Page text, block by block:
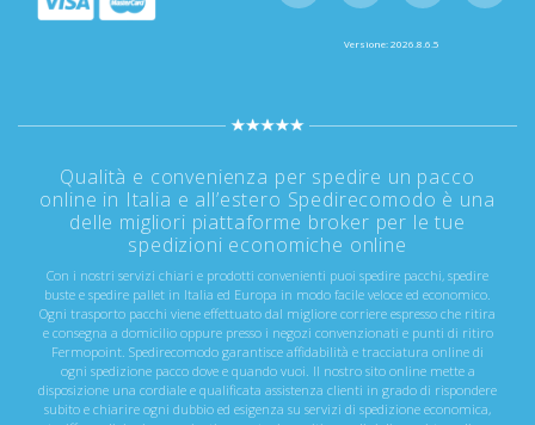
Versione: 2026.8.6.5
Qualità e convenienza per spedire un pacco
online in Italia e all’estero Spedirecomodo è una
delle migliori piattaforme broker per le tue
spedizioni economiche online
Con i nostri servizi chiari e prodotti convenienti puoi spedire pacchi, spedire
buste e spedire pallet in Italia ed Europa in modo facile veloce ed economico.
Ogni trasporto pacchi viene effettuato dal migliore corriere espresso che ritira
e consegna a domicilio oppure presso i negozi convenzionati e punti di ritiro
Fermopoint. Spedirecomodo garantisce affidabilità e tracciatura online di
ogni spedizione pacco dove e quando vuoi. Il nostro sito online mette a
disposizione una cordiale e qualificata assistenza clienti in grado di rispondere
subito e chiarire ogni dubbio ed esigenza su servizi di spedizione economica,